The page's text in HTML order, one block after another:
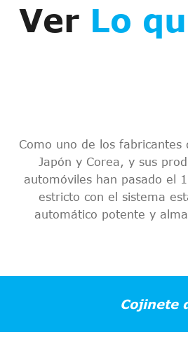
Ver Lo
Como uno de los fabricantes
Japón y Corea, y sus
automóviles han pasado el
estricto con el sistema
automático potente y
Cojinete